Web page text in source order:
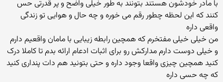
با مادر خودشون هستند بتونند به طور خیلی واضح و پر قدرتی حس
کنند که این لحظه چطور رقم می خوره و چه حال و هوایی تو زندگی
واقعی داره
من خیلی خیلی مفتخرم که همچین رابطه زیبایی با مامان واقعیم دارم
و خیلی دوست دارم مدارکش رو برای اثبات ادعام ارائه بدم تا کاملا درک
کنید همچین چیزی واقعا وجود داره و حتی بتونید هم دات پنداری کنید
که چه حسی داره